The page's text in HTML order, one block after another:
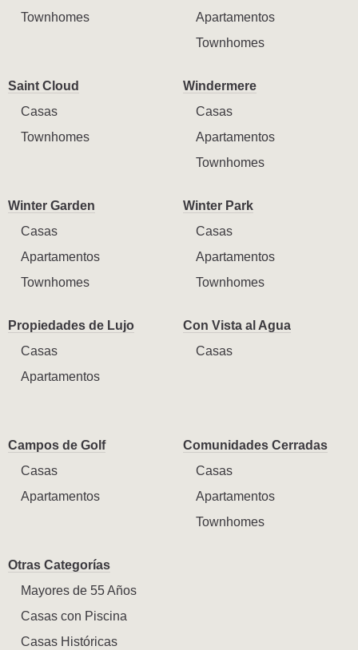
Townhomes
Apartamentos
Townhomes
Saint Cloud
Casas
Townhomes
Windermere
Casas
Apartamentos
Townhomes
Winter Garden
Casas
Apartamentos
Townhomes
Winter Park
Casas
Apartamentos
Townhomes
Propiedades de Lujo
Casas
Apartamentos
Con Vista al Agua
Casas
Campos de Golf
Casas
Apartamentos
Comunidades Cerradas
Casas
Apartamentos
Townhomes
Otras Categorías
Mayores de 55 Años
Casas con Piscina
Casas Históricas